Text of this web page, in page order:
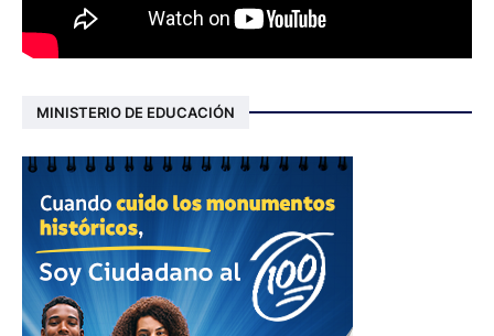
MINISTERIO DE EDUCACIÓN